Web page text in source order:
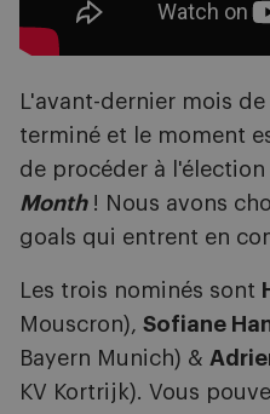
L'avant-dernier mois
terminé et le moment
de procéder à l'élection
Month! Nous avons
goals qui entrent en
Les trois nominés sont
Mouscron), Sofiane
Bayern Munich) &
KV Kortrijk). Vous